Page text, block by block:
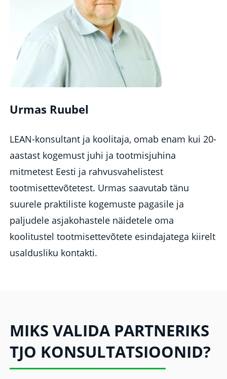
Urmas Ruubel
LEAN-konsultant ja koolitaja, omab enam kui 20-
aastast kogemust juhi ja tootmisjuhina
mitmetest Eesti ja rahvusvahelistest
tootmisettevõtetest. Urmas saavutab tänu
suurele praktiliste kogemuste pagasile ja
paljudele asjakohastele näidetele oma
koolitustel tootmisettevõtete esindajatega kiirelt
usaldusliku kontakti.
MIKS VALIDA PARTNERIKS
TJO KONSULTATSIOONID?